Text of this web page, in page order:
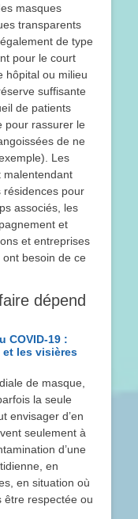
masques
transparents
de type
pour le court
hôpital ou milieu
suffisante
de patients
pour rassurer le
de ne
Les
malentendant
résidences pour
associés, les
et
et entreprises
besoin de ce
dépend
COVID-19 :
et les visières
de masque,
la seule
envisager d’en
seulement à
d’une
en
en situation où
être respectée ou